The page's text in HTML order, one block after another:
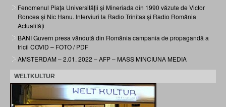
Fenomenul Piața Universității și Mineriada din 1990 văzute de Victor
Roncea și Nic Hanu. Interviuri la Radio Trinitas și Radio România
Actualități
BANI Guvern presa vândută din România campania de propagandă a
fricii COVID – FOTO / PDF
AMSTERDAM – 2.01. 2022 – AFP – MASS MINCIUNA MEDIA
WELTKULTUR